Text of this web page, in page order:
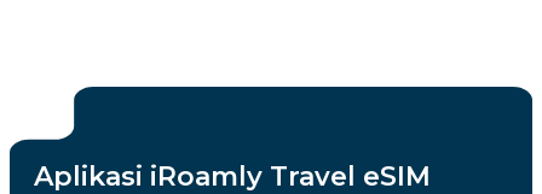
Aplikasi iRoamly Travel eSIM